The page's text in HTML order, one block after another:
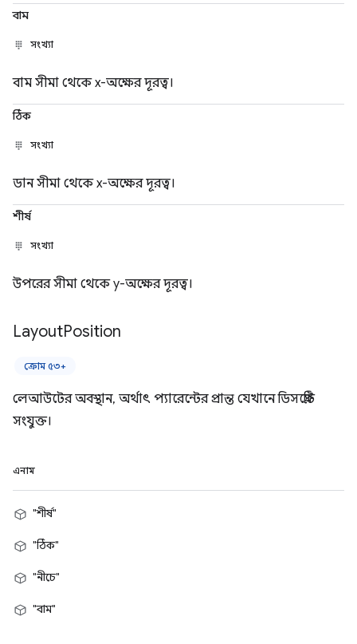
বাম
সংখ্যা
বাম সীমা থেকে x-অক্ষের দূরত্ব।
ঠিক
সংখ্যা
ডান সীমা থেকে x-অক্ষের দূরত্ব।
শীর্ষ
সংখ্যা
উপরের সীমা থেকে y-অক্ষের দূরত্ব।
LayoutPosition
ক্রোম ৫৩+
লেআউটের অবস্থান, অর্থাৎ প্যারেন্টের প্রান্ত যেখানে ডিসপ্লেটি
সংযুক্ত।
এনাম
"শীর্ষ"
"ঠিক"
"নীচে"
"বাম"